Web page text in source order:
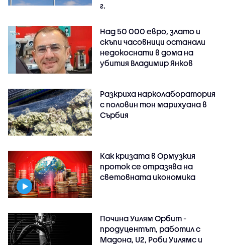
г.
Над 50 000 евро, злато и
скъпи часовници останали
недокоснати в дома на
убития Владимир Янков
Разкриха нарколаборатория
с половин тон марихуана в
Сърбия
Как кризата в Ормузкия
проток се отразява на
световната икономика
Почина Уилям Орбит -
продуцентът, работил с
Мадона, U2, Роби Уилямс и